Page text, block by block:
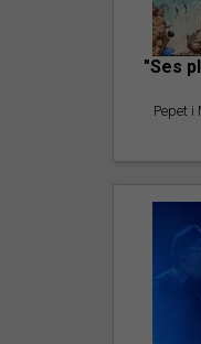
"Ses
Pepet i